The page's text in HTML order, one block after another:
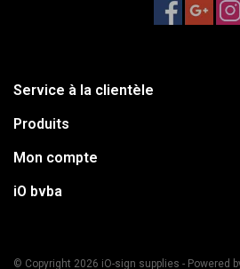
Service à la clientèle
Produits
Mon compte
iO bvba
© Copyright 2026 iO-sign supplies - Powered